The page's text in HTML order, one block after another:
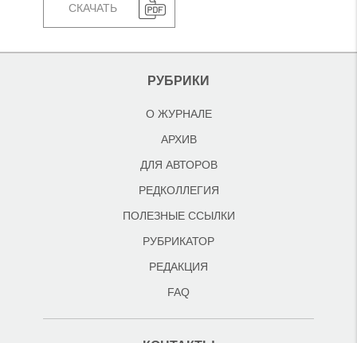
СКАЧАТЬ
РУБРИКИ
О ЖУРНАЛЕ
АРХИВ
ДЛЯ АВТОРОВ
РЕДКОЛЛЕГИЯ
ПОЛЕЗНЫЕ ССЫЛКИ
РУБРИКАТОР
РЕДАКЦИЯ
FAQ